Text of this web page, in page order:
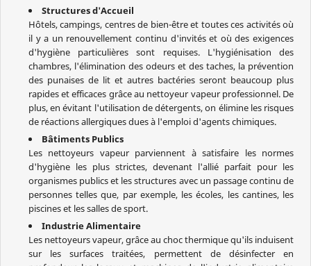
Structures d'Accueil
Hôtels, campings, centres de bien-être et toutes ces activités où
il y a un renouvellement continu d'invités et où des exigences
d'hygiène particulières sont requises. L'hygiénisation des
chambres, l'élimination des odeurs et des taches, la prévention
des punaises de lit et autres bactéries seront beaucoup plus
rapides et efficaces grâce au nettoyeur vapeur professionnel. De
plus, en évitant l'utilisation de détergents, on élimine les risques
de réactions allergiques dues à l'emploi d'agents chimiques.
Bâtiments Publics
Les nettoyeurs vapeur parviennent à satisfaire les normes
d'hygiène les plus strictes, devenant l'allié parfait pour les
organismes publics et les structures avec un passage continu de
personnes telles que, par exemple, les écoles, les cantines, les
piscines et les salles de sport.
Industrie Alimentaire
Les nettoyeurs vapeur, grâce au choc thermique qu'ils induisent
sur les surfaces traitées, permettent de désinfecter en